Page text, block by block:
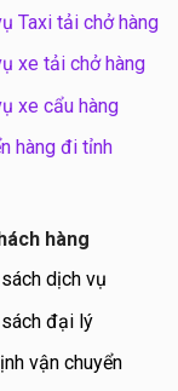
Taxi tải chở hàng
xe tải chở hàng
xe cẩu hàng
hàng đi tỉnh
hàng
dịch vụ
đại lý
vận chuyển